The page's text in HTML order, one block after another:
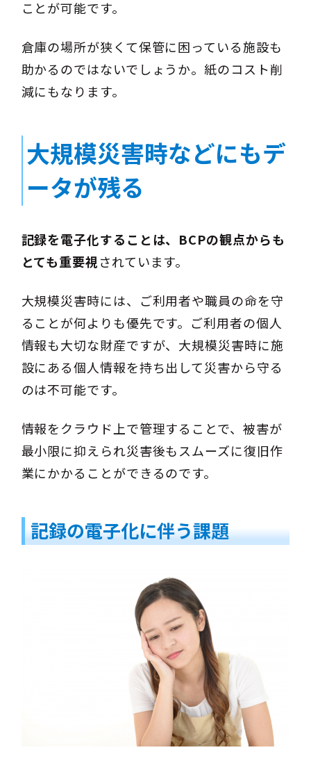
ことが可能です。
倉庫の場所が狭くて保管に困っている施設も
助かるのではないでしょうか。紙のコスト削
減にもなります。
大規模災害時などにもデ
ータが残る
記録を電子化することは、BCPの観点からも
とても重要視されています。
大規模災害時には、ご利用者や職員の命を守
ることが何よりも優先です。ご利用者の個人
情報も大切な財産ですが、大規模災害時に施
設にある個人情報を持ち出して災害から守る
のは不可能です。
情報をクラウド上で管理することで、被害が
最小限に抑えられ災害後もスムーズに復旧作
業にかかることができるのです。
記録の電子化に伴う課題